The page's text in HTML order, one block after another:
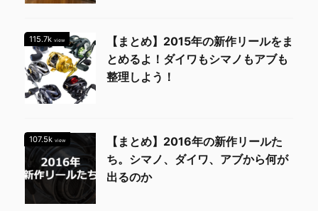
115.7k view
【まとめ】2015年の新作リールをま
とめるよ！ダイワもシマノもアブも
整理しよう！
107.5k view
【まとめ】2016年の新作リールた
ち。シマノ、ダイワ、アブから何が
出るのか